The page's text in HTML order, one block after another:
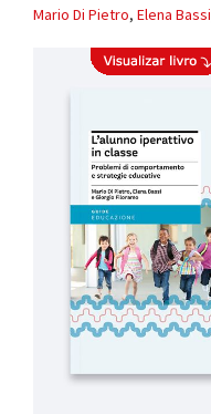
Mario Di Pietro, Elena Bassi